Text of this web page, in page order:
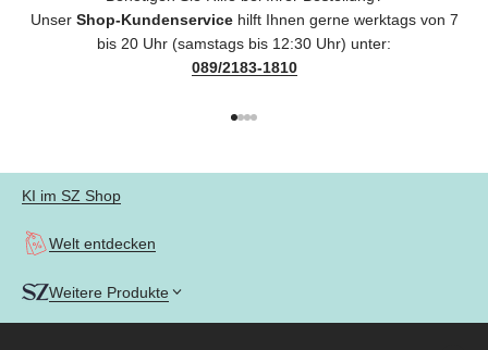
Unser Shop-Kundenservicehilft Ihnen gerne werktags von 7
bis 20 Uhr (samstags bis 12:30 Uhr) unter:
089/2183-1810
KI im SZ Shop
Welt entdecken
Weitere Produkte